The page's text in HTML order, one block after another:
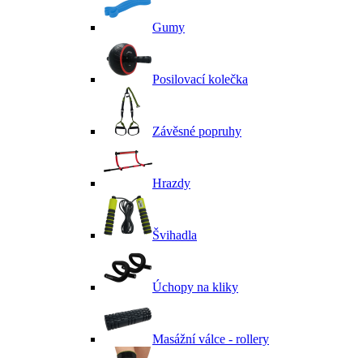
Gumy
Posilovací kolečka
Závěsné popruhy
Hrazdy
Švihadla
Úchopy na kliky
Masážní válce - rollery